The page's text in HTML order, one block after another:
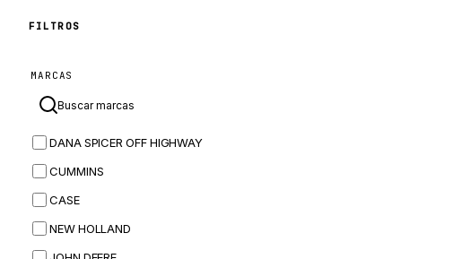
FILTROS
MARCAS
DANA SPICER OFF HIGHWAY
CUMMINS
CASE
NEW HOLLAND